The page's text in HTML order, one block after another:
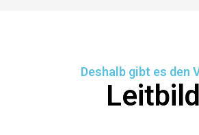
Deshalb gibt es den
Leitbild